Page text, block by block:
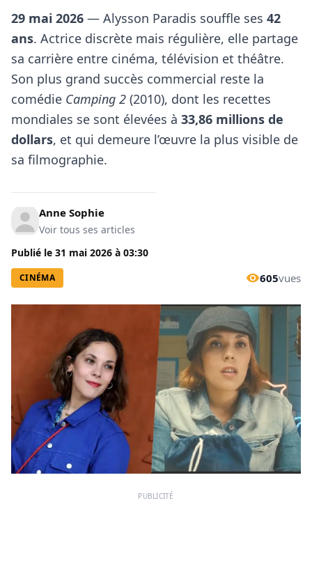
29 mai 2026 — Alysson Paradis souffle ses 42
ans. Actrice discrète mais régulière, elle partage
sa carrière entre cinéma, télévision et théâtre.
Son plus grand succès commercial reste la
comédie Camping 2 (2010), dont les recettes
mondiales se sont élevées à 33,86 millions de
dollars, et qui demeure l’œuvre la plus visible de
sa filmographie.
Anne Sophie
Voir tous ses articles
Publié le 31 mai 2026 à 03:30
CINÉMA 605vues
PUBLICITÉ